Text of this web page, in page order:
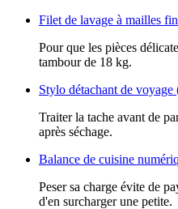
Filet de lavage à mailles
Pour que les pièces
tambour de 18 kg.
Stylo détachant de voyage
Traiter la tache avant de
après séchage.
Balance de cuisine
Peser sa charge évite de
d'en surcharger une petite.